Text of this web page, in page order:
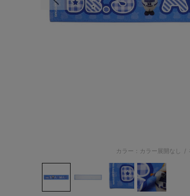
前の画像
カラー：カラー展開なし /